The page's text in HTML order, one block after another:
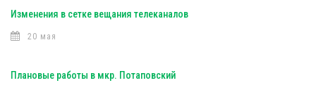
Изменения в сетке вещания телеканалов
20 мая
Плановые работы в мкр. Потаповский